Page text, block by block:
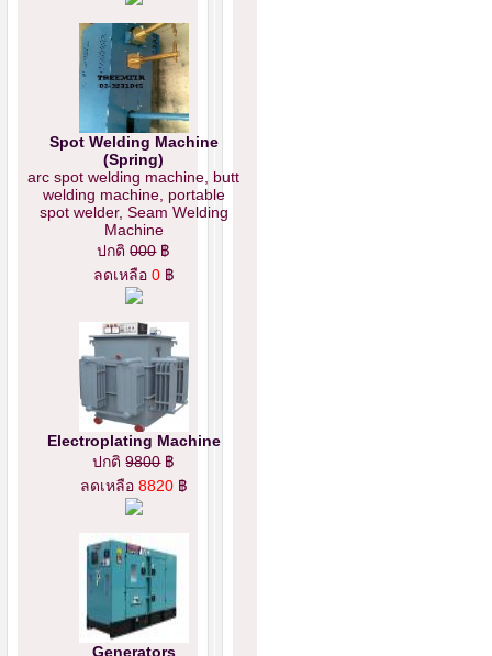
Spot Welding Machine
(Spring)
arc spot welding machine, butt
welding machine, portable
spot welder, Seam Welding
Machine
ปกติ000฿
ลดเหลือ 0 ฿
Electroplating Machine
ปกติ9800฿
ลดเหลือ 8820 ฿
Generators